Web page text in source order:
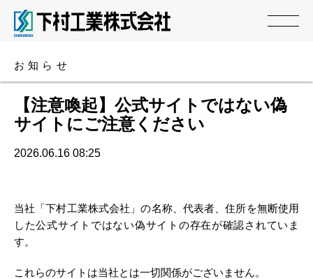
お知らせ
【注意喚起】公式サイトではない偽
サイトにご注意ください
2026.06.16 08:25
当社「下村工業株式会社」の名称、代表者、住所を無断使用
した公式サイトではない偽サイトの存在が確認されていま
す。
これらのサイトは当社とは一切関係がございません。